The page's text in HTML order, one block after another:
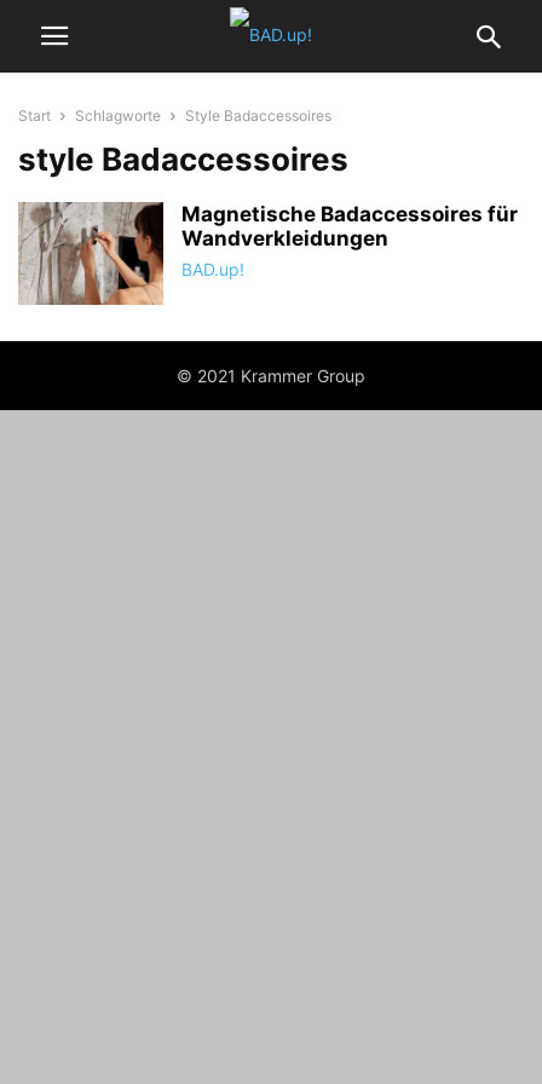
Start Schlagworte Style Badaccessoires
style Badaccessoires
Magnetische Badaccessoires für
Wandverkleidungen
BAD.up!
© 2021 Krammer Group